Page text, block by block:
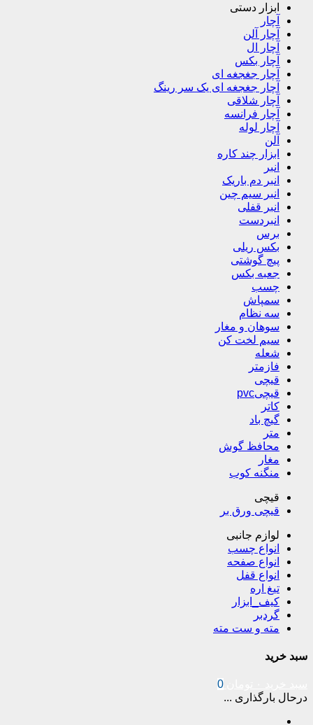
ابزار دستی
آچار
آچار آلن
آچار ال
آچار بکس
آچار جغجغه ای
آچار جغجغه ای یک سر رینگ
آچار شلاقی
آچار فرانسه
آچار لوله
آلن
ابزار چند کاره
انبر
انبر دم باریک
انبر سیم چین
انبر قفلی
انبردست
برس
بکس ریلی
پیچ گوشتی
جعبه بکس
چسب
سمپاش
سه نظام
سوهان و مغار
سیم لخت کن
شعله
فازمتر
قیچی
قیچیpvc
کاتر
گیچ باد
متر
محافظ گوش
مغار
منگنه کوب
قیچی
قیچی ورق بر
لوازم جانبی
انواع چسب
انواع صفحه
انواع قفل
تیغ اره
کیف_ابزار
گردبر
مته و ست مته
سبد خرید
0
درحال بارگذاری ...